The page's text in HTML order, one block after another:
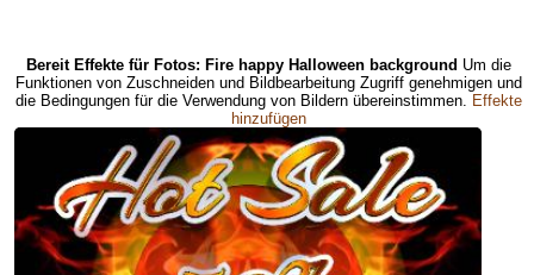
Bereit Effekte für Fotos: Fire happy Halloween background Um die
Funktionen von Zuschneiden und Bildbearbeitung Zugriff genehmigen und
die Bedingungen für die Verwendung von Bildern übereinstimmen.
Effekte
hinzufügen